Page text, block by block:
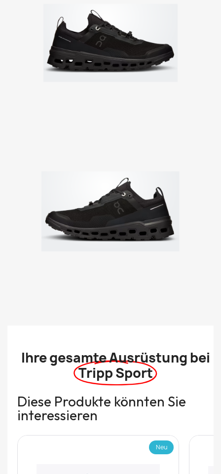
Ihre gesamte Ausrüstung bei
Tripp Sport
Diese Produkte könnten Sie
interessieren
Neu